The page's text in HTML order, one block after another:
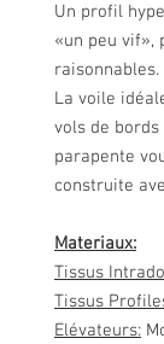
Un profil
«un peu vif»,
raisonnables.
La voile
vols de
parapente
construite
Materiaux:
Tissus
Tissus
Elévateurs: